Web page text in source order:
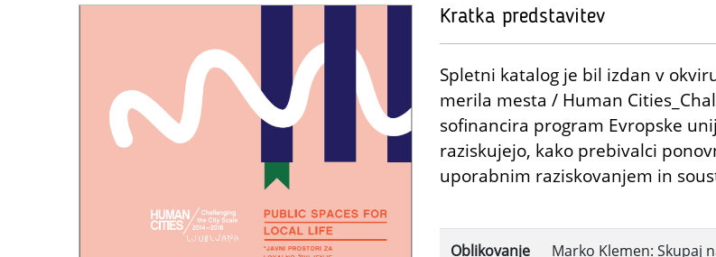
Kratka predstavitev
Spletni katalog je bil izdan v
merila mesta / Human
sofinancira program Evropske
raziskujejo, kako prebivalci
uporabnim raziskovanjem in
Oblikovanje Marko Klemen: Skupaj